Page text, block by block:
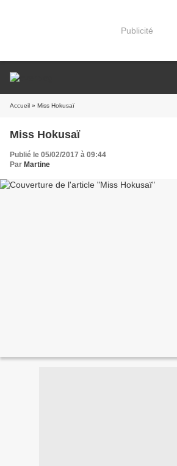
Publicité
Accueil » Miss Hokusaï
Miss Hokusaï
Publié le 05/02/2017 à 09:44
Par Martine